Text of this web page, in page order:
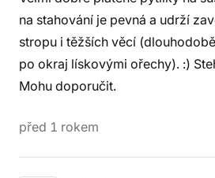
na stahování je pevná a udrží
stropu i těžších věcí
po okraj lískovými ořechy). :)
Mohu doporučit.
před 1 rokem